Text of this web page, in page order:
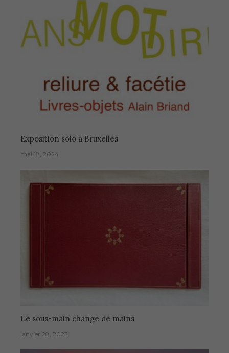
Exposition solo à Bruxelles
mai 18, 2024
Le sous-main change de mains
janvier 28, 2023